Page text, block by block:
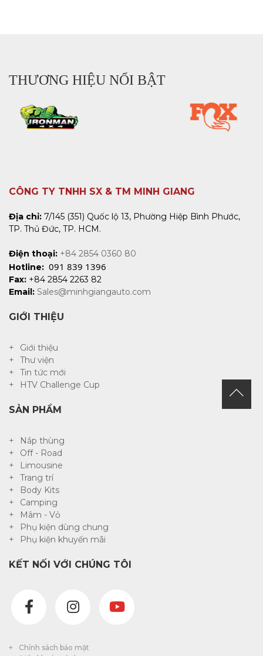
THƯƠNG HIỆU NỔI BẬT
CÔNG TY TNHH SX & TM MINH GIANG
Địa chỉ: 7/145 (351) Quốc lộ 13, Phường Hiệp Bình Phước,
TP. Thủ Đức, TP. HCM.
Điện thoại: +84 2854 0360 80
Hotline: 091 839 1396
Fax: +84 2854 2263 82
Email: Sales@minhgiangauto.com
GIỚI THIỆU
Giới thiệu
Thư viện
Tin tức mới
HTV Challenge Cup
SẢN PHẨM
Nắp thùng
Off - Road
Limousine
Trang trí
Body Kits
Camping
Mâm - Vỏ
Phụ kiện dùng chung
Phụ kiện khuyến mãi
KẾT NỐI VỚI CHÚNG TÔI
Chính sách bảo mật